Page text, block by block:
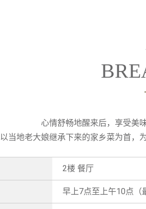
心情舒畅地醒来后，享受美
以当地老大娘继承下来的家乡菜为首，
2楼 餐厅
早上7点至上午10点（